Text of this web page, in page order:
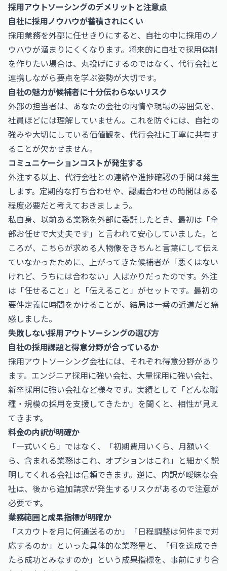
採用アウトソーシングのデメリットと注意点
自社に採用ノウハウが蓄積されにくい
採用業務を外部に任せきりにすると、自社の中に採用のノ
ウハウが溜まりにくくなります。将来的に自社で採用体制
を作りたい場合は、丸投げにするのではなく、代行会社と
連携しながら要点を学ぶ姿勢が大切です。
自社の魅力が候補者に十分伝わらないリスク
外部の担当者は、あなたの会社の内情や現場の雰囲気を、
社員ほどには理解していません。これを防ぐには、自社の
強みや大切にしている価値観を、代行会社に丁寧に共有す
ることが欠かせません。
コミュニケーションコストが発生する
外注する以上、代行会社との連絡や進捗確認の手間は発生
します。定期的な打ち合わせや、認識合わせの時間はある
程度必要だと考えておきましょう。
私自身、以前ある業務を外部に委託したとき、最初は「全
部お任せで大丈夫です」と言われて安心していました。と
ころが、こちらが求める人物像をきちんと言葉にして伝え
ていなかったために、上がってきた候補者が「悪くはない
けれど、うちには合わない」人ばかりだったのです。外注
は「任せること」と「伝えること」がセットです。最初の
要件定義に時間をかけることが、結局は一番の近道だと痛
感しました。
失敗しない採用アウトソーシングの選び方
自社の採用課題と得意分野が合っているか
採用アウトソーシング会社には、それぞれ得意分野があり
ます。エンジニア採用に強い会社、大量採用に強い会社、
新卒採用に強い会社など様々です。実績として「どんな職
種・規模の採用を支援してきたか」を聞くと、相性が見え
てきます。
料金の内訳が明確か
「一式いくら」ではなく、「初期費用いくら、月額いく
ら、含まれる業務はこれ、オプションはこれ」と細かく説
明してくれる会社は信頼できます。逆に、内訳が曖昧な会
社は、後から追加請求が発生するリスクがあるので注意が
必要です。
業務範囲と成果指標が明確か
「スカウトを月に何通送るのか」「日程調整は何件まで対
応するのか」といった具体的な業務量と、「何を達成でき
たら成功とみなすのか」という成果指標を、事前にすり合